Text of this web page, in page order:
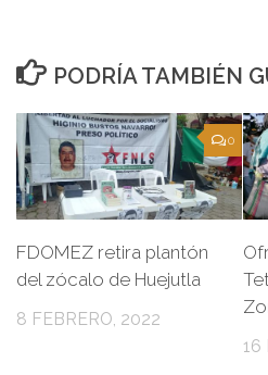
PODRÍA TAMBIÉN
0
FDOMEZ retira plantón
del zócalo de Huejutla
8 FEBRERO, 2022
16